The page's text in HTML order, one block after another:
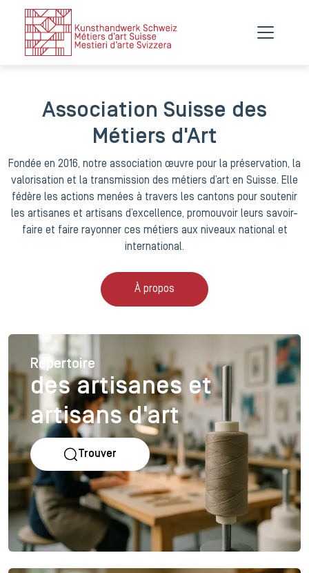
Association Suisse des
Métiers d'Art
Fondée en 2016, notre association œuvre pour la préservation, la
valorisation et la transmission des métiers d’art en Suisse. Elle
fédère les actions menées à travers les cantons pour soutenir
les artisanes et artisans d’excellence, promouvoir leurs savoir-
faire et faire rayonner ces métiers aux niveaux national et
international.
À propos
Répertoire
des artisanes et
artisans d'art
Trouver